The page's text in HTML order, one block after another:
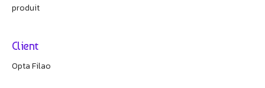
produit
Client
Opta Filao